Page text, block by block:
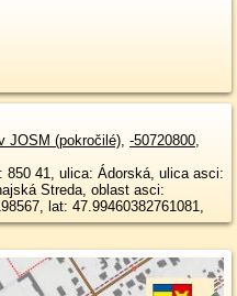
JOSM (pokročilé), -50720800,
850 41, ulica: Ádorská, ulica asci:
Streda, oblast asci:
lat: 47.99460382761081,